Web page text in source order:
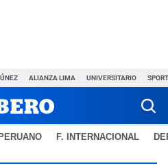
ALIANZA LIMA UNIVERSITARIO
F. INTERNACIONAL